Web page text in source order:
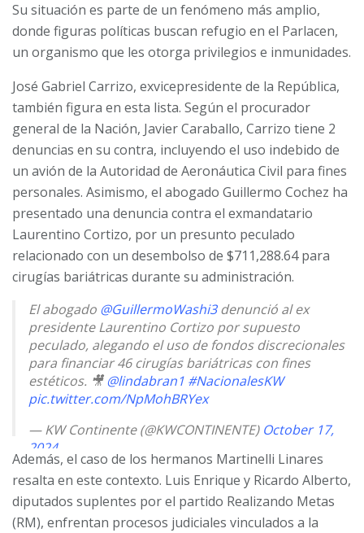
Su situación es parte de un fenómeno más amplio,
donde figuras políticas buscan refugio en el Parlacen,
un organismo que les otorga privilegios e inmunidades.
José Gabriel Carrizo, exvicepresidente de la República,
también figura en esta lista. Según el procurador
general de la Nación, Javier Caraballo, Carrizo tiene 2
denuncias en su contra, incluyendo el uso indebido de
un avión de la Autoridad de Aeronáutica Civil para fines
personales. Asimismo, el abogado Guillermo Cochez ha
presentado una denuncia contra el exmandatario
Laurentino Cortizo, por un presunto peculado
relacionado con un desembolso de $711,288.64 para
cirugías bariátricas durante su administración.
El abogado @GuillermoWashi3denunció al ex
presidente Laurentino Cortizo por supuesto
peculado, alegando el uso de fondos discrecionales
para financiar 46 cirugías bariátricas con fines
estéticos. 🎥@lindabran1 #NacionalesKW
pic.twitter.com/NpMohBRYex
— KW Continente (@KWCONTINENTE) October 17,
2024
Además, el caso de los hermanos Martinelli Linares
resalta en este contexto. Luis Enrique y Ricardo Alberto,
diputados suplentes por el partido Realizando Metas
(RM), enfrentan procesos judiciales vinculados a la